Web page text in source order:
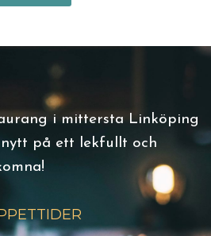
i mittersta Linköping
på ett lekfullt och